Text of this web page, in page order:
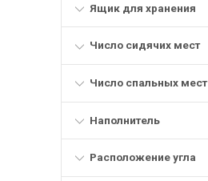
Ящик для хранения
Число сидячих мест
Число спальных мест
Наполнитель
Расположение угла